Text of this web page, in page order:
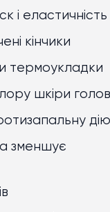
і еластичність
кінчики
термоукладки
шкіри
дію
зменшує